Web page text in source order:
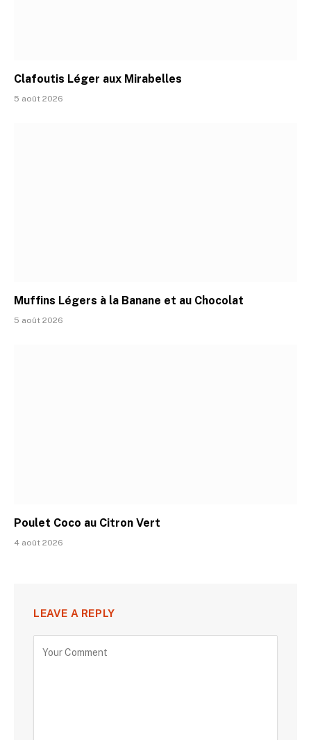
Clafoutis Léger aux Mirabelles
5 août 2026
Muffins Légers à la Banane et au Chocolat
5 août 2026
Poulet Coco au Citron Vert
4 août 2026
LEAVE A REPLY